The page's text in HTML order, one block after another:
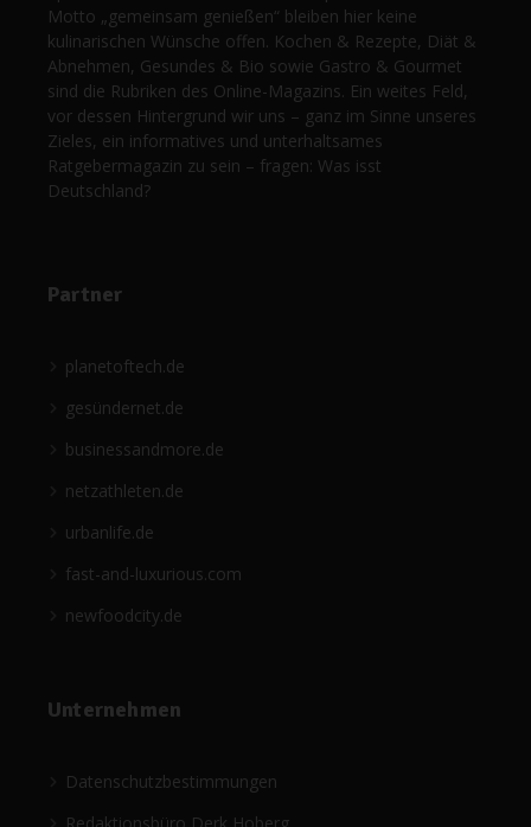
Motto „gemeinsam genießen“ bleiben hier keine
kulinarischen Wünsche offen. Kochen & Rezepte, Diät &
Abnehmen, Gesundes & Bio sowie Gastro & Gourmet
sind die Rubriken des Online-Magazins. Ein weites Feld,
vor dessen Hintergrund wir uns – ganz im Sinne unseres
Zieles, ein informatives und unterhaltsames
Ratgebermagazin zu sein – fragen: Was isst
Deutschland?
Partner
planetoftech.de
gesündernet.de
businessandmore.de
netzathleten.de
urbanlife.de
fast-and-luxurious.com
newfoodcity.de
Unternehmen
Datenschutzbestimmungen